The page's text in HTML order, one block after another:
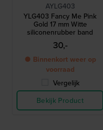
AYLG403
YLG403 Fancy Me Pink
Gold 17 mm Witte
siliconenrubber band
30,-
● Binnenkort weer op
voorraad
Vergelijk
Bekijk Product